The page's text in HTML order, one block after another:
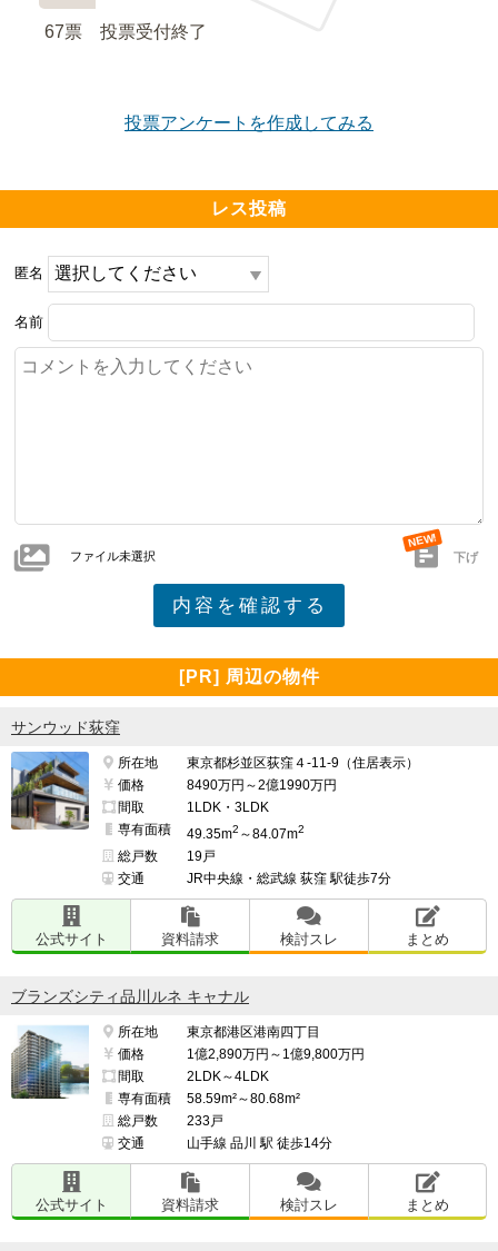
67票 投票受付終了
投票アンケートを作成してみる
レス投稿
匿名
名前
ファイル未選択 下げ
[PR] 周辺の物件
サンウッド荻窪
所在地
東京都杉並区荻窪４-11-9（住居表示）
価格
8490万円～2億1990万円
間取
1LDK・3LDK
専有面積
49.35m2 ～84.07m2
総戸数
19戸
交通
JR中央線・総武線 荻窪 駅徒歩7分
公式サイト 資料請求 検討スレ まとめ
ブランズシティ品川ルネ キャナル
所在地
東京都港区港南四丁目
価格
1億2,890万円～1億9,800万円
間取
2LDK～4LDK
専有面積
58.59m²～80.68m²
総戸数
233戸
交通
山手線 品川 駅 徒歩14分
公式サイト 資料請求 検討スレ まとめ